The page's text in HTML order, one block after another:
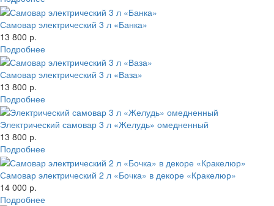
Самовар электрический 3 л «Банка»
13 800 р.
Подробнее
Самовар электрический 3 л «Ваза»
13 800 р.
Подробнее
Электрический самовар 3 л «Желудь» омедненный
13 800 р.
Подробнее
Самовар электрический 2 л «Бочка» в декоре «Кракелюр»
14 000 р.
Подробнее